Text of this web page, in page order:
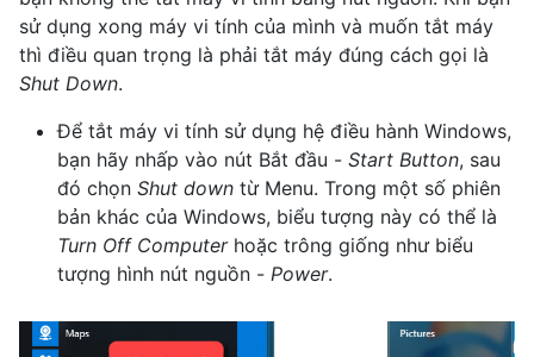
sử dụng xong máy vi tính của mình và muốn tắt máy
thì điều quan trọng là phải tắt máy đúng cách gọi là
Shut Down.
Để tắt máy vi tính sử dụng hệ điều hành Windows,
bạn hãy nhấp vào nút Bắt đầu - Start Button, sau
đó chọn Shut down từ Menu. Trong một số phiên
bản khác của Windows, biểu tượng này có thể là
Turn Off Computerhoặc trông giống như biểu
tượng hình nút nguồn - Power.